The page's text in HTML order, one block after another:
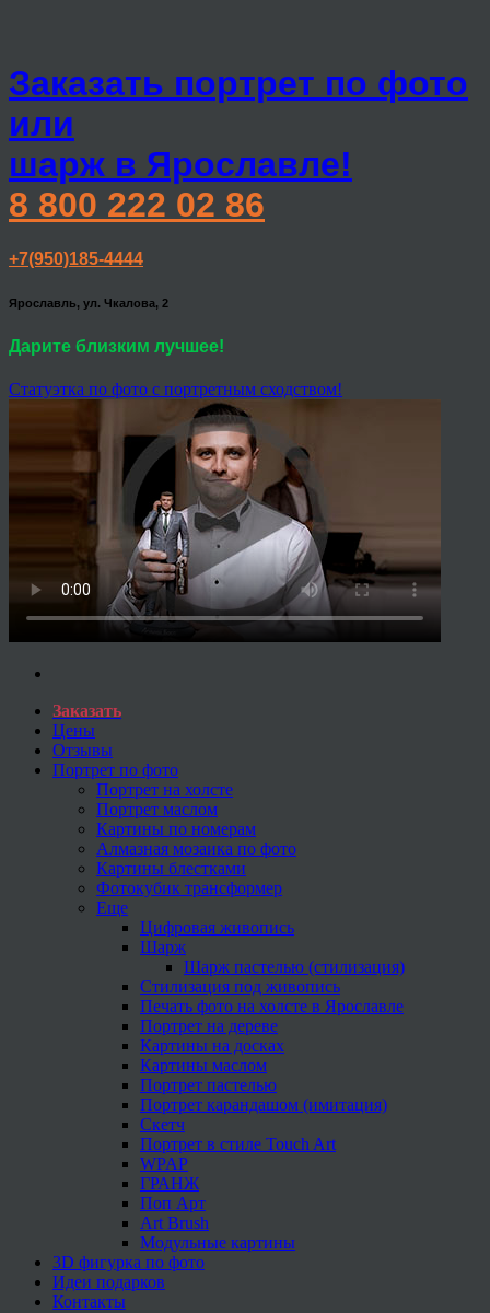
Заказать портрет по фото
или
шарж в Ярославле!
8 800 222 02 86
+7(950)185-4444
Ярославль, ул. Чкалова, 2
Дарите близким лучшее!
Статуэтка по фото с портретным сходством!
Заказать
Цены
Отзывы
Портрет по фото
Портрет на холсте
Портрет маслом
Картины по номерам
Алмазная мозаика по фото
Картины блестками
Фотокубик трансформер
Еще
Цифровая живопись
Шарж
Шарж пастелью (стилизация)
Стилизация под живопись
Печать фото на холсте в Ярославле
Портрет на дереве
Картины на досках
Картины маслом
Портрет пастелью
Портрет карандашом (имитация)
Скетч
Портрет в стиле Touch Art
WPAP
ГРАНЖ
Поп Арт
Art Brush
Модульные картины
3D фигурка по фото
Идеи подарков
Контакты